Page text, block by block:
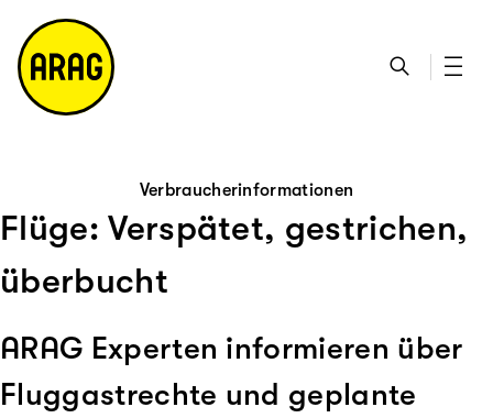
h
e
ta
k
ts
ei
te
e
m
a
p
Verbraucherinformationen
Flüge: Verspätet, gestrichen,
überbucht
ARAG Experten informieren über
Fluggastrechte und geplante